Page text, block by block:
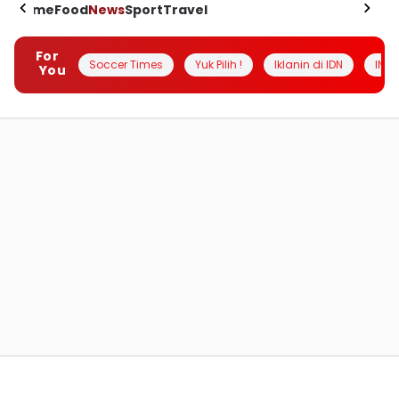
HomeFoodNewsSportTravel
For
You
Soccer Times Yuk Pilih ! Iklanin di IDN